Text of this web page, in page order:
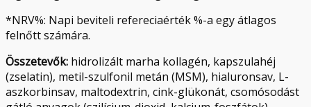
*NRV%: Napi beviteli refereciaérték %-a egy átlagos
felnőtt számára.
Összetevők: hidrolizált marha kollagén, kapszulahéj
(zselatin), metil-szulfonil metán (MSM), hialuronsav, L-
aszkorbinsav, maltodextrin, cink-glükonát, csomósodást